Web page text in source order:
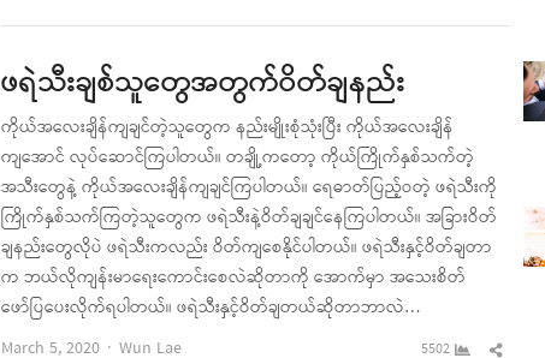
post
ဖရဲသီးချစ်သူတွေအတွက်ဝိတ်ချနည်း
ကိုယ်အလေးချိန်ကျချင်တဲ့သူတွေက နည်းမျိုးစုံသုံးပြီး ကိုယ်အလေးချိန်
ကျအောင် လုပ်ဆောင်ကြပါတယ်။ တချို့ကတော့ ကိုယ်ကြိုက်နှစ်သက်တဲ့
အသီးတွေနဲ့ ကိုယ်အလေးချိန်ကျချင်ကြပါတယ်။ ရေဓာတ်ပြည့်ဝတဲ့ ဖရဲသီးကို
ကြိုက်နှစ်သက်ကြတဲ့သူတွေက ဖရဲသီးနဲ့ဝိတ်ချချင်နေကြပါတယ်။ အခြားဝိတ်
ချနည်းတွေလိုပဲ ဖရဲသီးကလည်း ဝိတ်ကျစေနိုင်ပါတယ်။ ဖရဲသီးနှင့်ဝိတ်ချတာ
က ဘယ်လိုကျန်းမာရေးကောင်းစေလဲဆိုတာကို အောက်မှာ အသေးစိတ်
ဖော်ပြပေးလိုက်ရပါတယ်။ ဖရဲသီးနှင့်ဝိတ်ချတယ်ဆိုတာဘာလဲ…
March 5, 2020
Author
Wun Lae 5502
Share